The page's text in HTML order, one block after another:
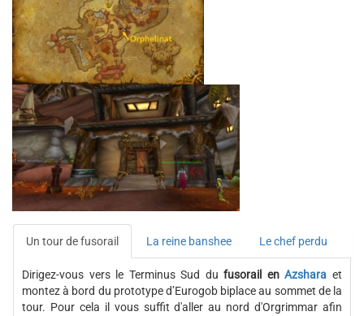
Un tour de fusorail La reine banshee Le chef perdu
Dirigez-vous vers le Terminus Sud dufusorail enAzshara et
montez à bord du prototype d’Eurogob biplace au sommet de la
tour. Pour cela il vous suffit d'aller au nord d'Orgrimmar afin